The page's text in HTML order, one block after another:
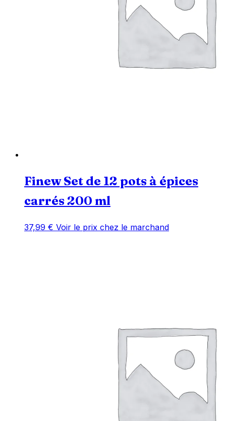
Finew Set de 12 pots à épices
carrés 200 ml
37,99 € Voir le prix chez le marchand